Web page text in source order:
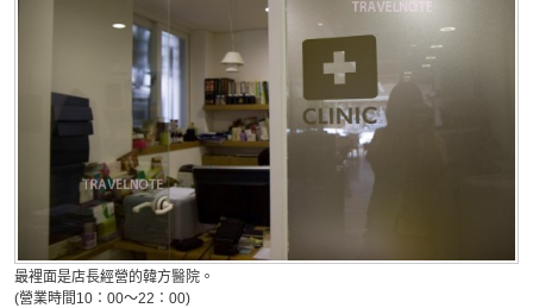
最裡面是店長經營的韓方醫院。
(營業時間10：00～22：00)